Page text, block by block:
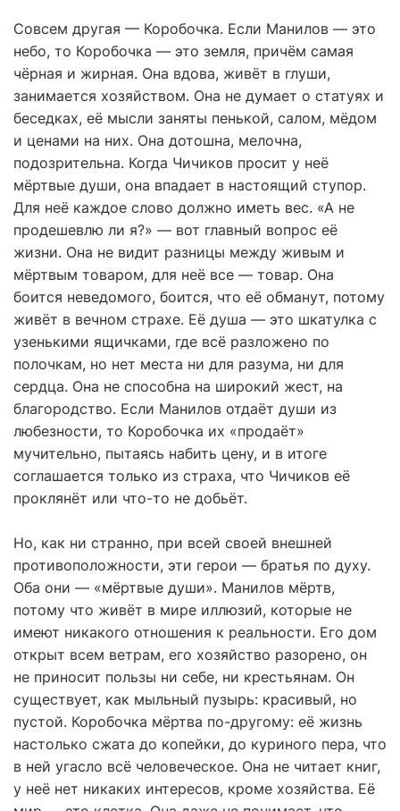
Совсем другая — Коробочка. Если Манилов — это
небо, то Коробочка — это земля, причём самая
чёрная и жирная. Она вдова, живёт в глуши,
занимается хозяйством. Она не думает о статуях и
беседках, её мысли заняты пенькой, салом, мёдом
и ценами на них. Она дотошна, мелочна,
подозрительна. Когда Чичиков просит у неё
мёртвые души, она впадает в настоящий ступор.
Для неё каждое слово должно иметь вес. «А не
продешевлю ли я?» — вот главный вопрос её
жизни. Она не видит разницы между живым и
мёртвым товаром, для неё все — товар. Она
боится неведомого, боится, что её обманут, потому
живёт в вечном страхе. Её душа — это шкатулка с
узенькими ящичками, где всё разложено по
полочкам, но нет места ни для разума, ни для
сердца. Она не способна на широкий жест, на
благородство. Если Манилов отдаёт души из
любезности, то Коробочка их «продаёт»
мучительно, пытаясь набить цену, и в итоге
соглашается только из страха, что Чичиков её
проклянёт или что-то не добьёт.
Но, как ни странно, при всей своей внешней
противоположности, эти герои — братья по духу.
Оба они — «мёртвые души». Манилов мёртв,
потому что живёт в мире иллюзий, которые не
имеют никакого отношения к реальности. Его дом
открыт всем ветрам, его хозяйство разорено, он
не приносит пользы ни себе, ни крестьянам. Он
существует, как мыльный пузырь: красивый, но
пустой. Коробочка мёртва по-другому: её жизнь
настолько сжата до копейки, до куриного пера, что
в ней угасло всё человеческое. Она не читает книг,
у неё нет никаких интересов, кроме хозяйства. Её